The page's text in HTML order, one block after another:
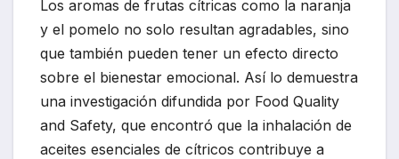
Los aromas de frutas cítricas como la naranja
y el pomelo no solo resultan agradables, sino
que también pueden tener un efecto directo
sobre el bienestar emocional. Así lo demuestra
una investigación difundida por Food Quality
and Safety, que encontró que la inhalación de
aceites esenciales de cítricos contribuye a